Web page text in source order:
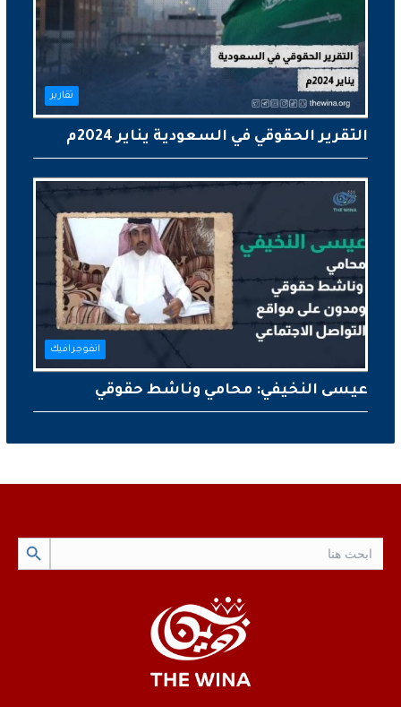
تقارير
التقرير الحقوقي في السعودية يناير 2024م
انفوجرافيك
عيسى النخيفي: محامي وناشط حقوقي
Search
Search Button